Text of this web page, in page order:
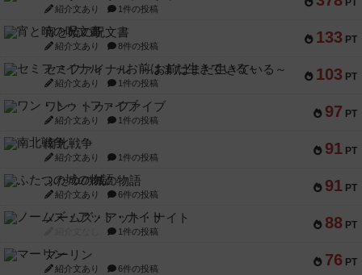
PT
紹介文あり 1件の投稿
133 PT
宵と暁の呪文書
紹介文あり 8件の投稿
103 PT
セミファイナル ～お前はまだ生きている～
紹介文あり 1件の投稿
97 PT
ワン・トゥ・ファイブ
紹介文あり 1件の投稿
91 PT
南北戦争
紹介文あり 1件の投稿
91 PT
ふたつの城の物語
紹介文あり 6件の投稿
88 PT
ノームズ・アット・ナイト
1件の投稿
76 PT
マーリン
紹介文あり 6件の投稿